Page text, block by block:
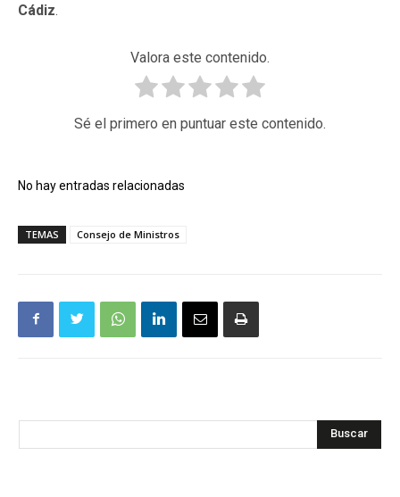
Cádiz.
Valora este contenido.
Sé el primero en puntuar este contenido.
No hay entradas relacionadas
TEMAS Consejo de Ministros
Buscar